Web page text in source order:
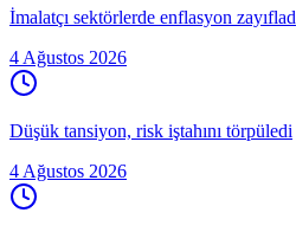
İmalatçı sektörlerde enflasyon zayıflad
4 Ağustos 2026
Düşük tansiyon, risk iştahını törpüledi
4 Ağustos 2026